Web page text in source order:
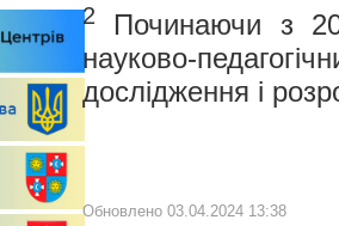
2
Починаючи з
науково-
дослідження і
Обновлено 03.04.2024 13:38